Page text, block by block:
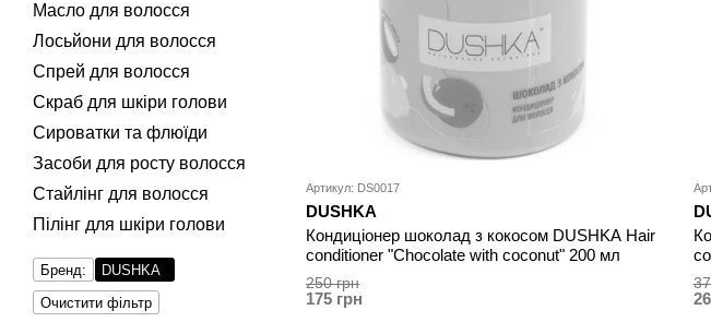
Артикул: DS0017
DUSHKA
Кондиціонер шоколад з кокосом DUSHKA Hair
conditioner "Chocolate with coconut" 200 мл
250 грн
175 грн
Масло для волосся
Лосьйони для волосся
Спрей для волосся
Скраб для шкіри голови
Сироватки та флюїди
Засоби для росту волосся
Стайлінг для волосся
Пілінг для шкіри голови
Бренд:
DUSHKA
Очистити фільтр